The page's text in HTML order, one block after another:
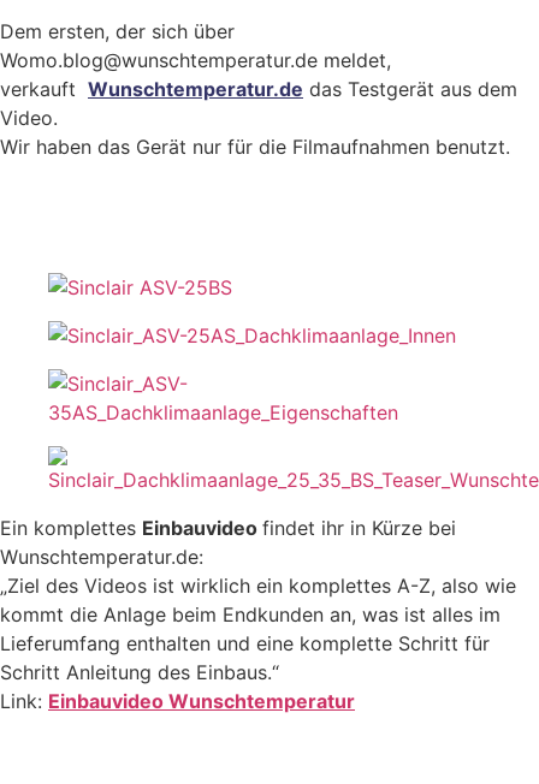
Dem ersten, der sich über
Womo.blog@wunschtemperatur.de meldet,
verkauft Wunschtemperatur.de das Testgerät aus dem
Video.
Wir haben das Gerät nur für die Filmaufnahmen benutzt.
Ein komplettes Einbauvideo findet ihr in Kürze bei
Wunschtemperatur.de:
„Ziel des Videos ist wirklich ein komplettes A-Z, also wie
kommt die Anlage beim Endkunden an, was ist alles im
Lieferumfang enthalten und eine komplette Schritt für
Schritt Anleitung des Einbaus.“
Link: Einbauvideo Wunschtemperatur